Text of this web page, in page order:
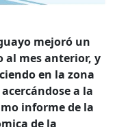
mejoró un
al mes anterior, y
en la zona
a la
informe de la
de la